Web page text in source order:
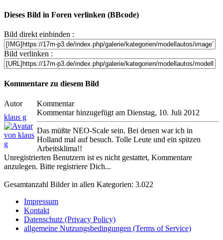
Dieses Bild in Foren verlinken (BBcode)
Bild direkt einbinden :
Bild verlinken :
Kommentare zu diesem Bild
Autor
Kommentar
klaus g
Kommentar hinzugefügt am Dienstag, 10. Juli 2012
Das müßte NEO-Scale sein. Bei denen war ich in
Holland mal auf besuch. Tolle Leute und ein spitzen
Arbeitsklima!!
Unregistrierten Benutzern ist es nicht gestattet, Kommentare
anzulegen. Bitte registriere Dich...
Gesamtanzahl Bilder in allen Kategorien: 3.022
Impressum
Kontakt
Datenschutz (Privacy Policy)
allgemeine Nutzungsbedingungen (Terms of Service)